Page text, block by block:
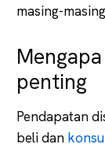
masing-
penting
Pendapatan
beli dan